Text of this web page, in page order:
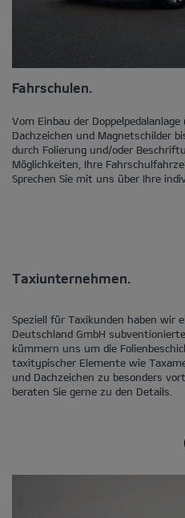
Fahrschulen.
Vom Einbau der
Dachzeichen und Magnetschilder
durch Folierung und/oder
Möglichkeiten, Ihre
Sprechen Sie mit uns über Ihre
Taxiunternehmen.
Speziell für Taxikunden haben wir
Deutschland GmbH
kümmern uns um die
taxitypischer Elemente wie
und Dachzeichen zu besonders
beraten Sie gerne zu den Details.